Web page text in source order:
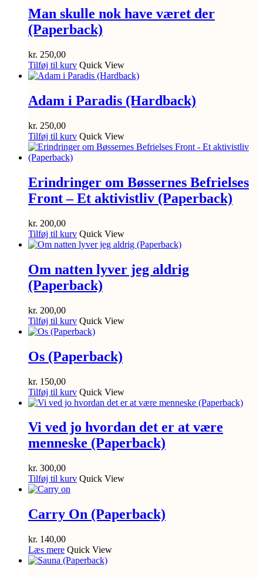
Man skulle nok have været der
(Paperback)
kr. 250,00
Tilføj til kurv Quick View
Adam i Paradis (Hardback)
kr. 250,00
Tilføj til kurv Quick View
Erindringer om Bøssernes Befrielses
Front – Et aktivistliv (Paperback)
kr. 200,00
Tilføj til kurv Quick View
Om natten lyver jeg aldrig
(Paperback)
kr. 200,00
Tilføj til kurv Quick View
Os (Paperback)
kr. 150,00
Tilføj til kurv Quick View
Vi ved jo hvordan det er at være
menneske (Paperback)
kr. 300,00
Tilføj til kurv Quick View
Carry On (Paperback)
kr. 140,00
Læs mere Quick View